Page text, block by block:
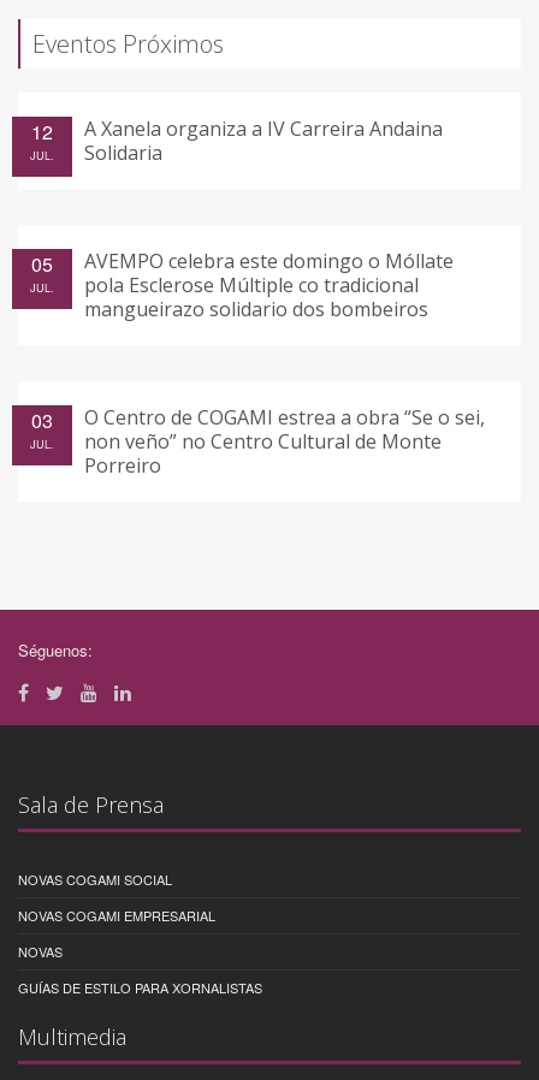
Eventos Próximos
A Xanela organiza a IV Carreira Andaina
Solidaria
12
JUL.
AVEMPO celebra este domingo o Móllate
pola Esclerose Múltiple co tradicional
mangueirazo solidario dos bombeiros
05
JUL.
O Centro de COGAMI estrea a obra “Se o sei,
non veño” no Centro Cultural de Monte
Porreiro
03
JUL.
Séguenos:
Sala de Prensa
NOVAS COGAMI SOCIAL
NOVAS COGAMI EMPRESARIAL
NOVAS
GUÍAS DE ESTILO PARA XORNALISTAS
Multimedia